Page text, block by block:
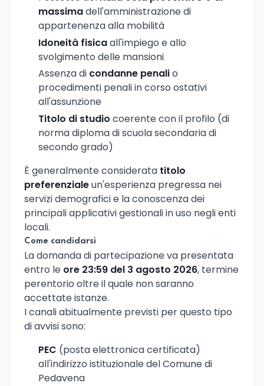
massimadell'amministrazione di
appartenenza alla mobilità
Idoneità fisicaall'impiego e allo
svolgimento delle mansioni
Assenza di condanne penalio
procedimenti penali in corso ostativi
all'assunzione
Titolo di studio coerente con il profilo (di
norma diploma di scuola secondaria di
secondo grado)
È generalmente considerata titolo
preferenzialeun'esperienza pregressa nei
servizi demografici e la conoscenza dei
principali applicativi gestionali in uso negli enti
locali.
Come candidarsi
La domanda di partecipazione va presentata
entro le ore 23:59 del 3 agosto 2026, termine
perentorio oltre il quale non saranno
accettate istanze.
I canali abitualmente previsti per questo tipo
di avvisi sono:
PEC (posta elettronica certificata)
all'indirizzo istituzionale del Comune di
Pedavena